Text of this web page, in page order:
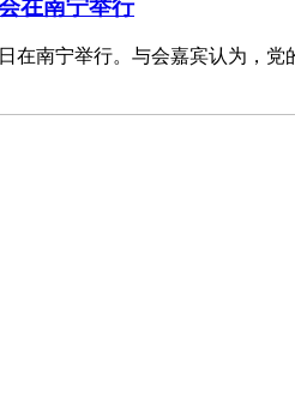
在南宁举行
在南宁举行。与会嘉宾认为，